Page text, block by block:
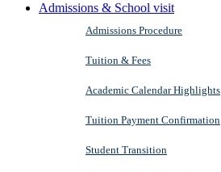
Admissions & School visit
Admissions Procedure
Tuition & Fees
Academic Calendar Highlights
Tuition Payment Confirmation
Student Transition